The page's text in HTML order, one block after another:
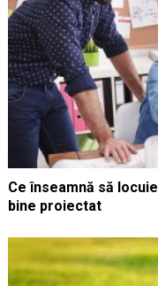
Ce înseamnă să
bine proiectat